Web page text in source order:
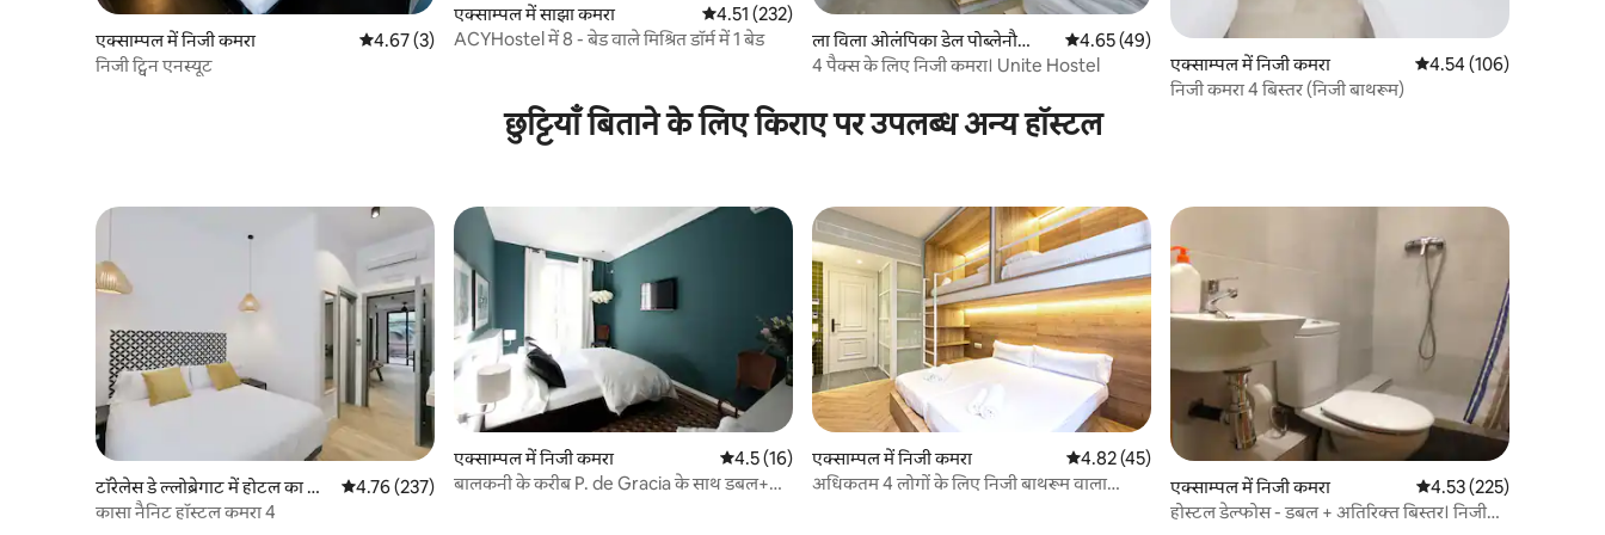
एक्साम्पल में निजी कमरा औसत रेटिंग 5 में से 4.67, 3 समीक्षाएँ
4.67 (3)
निजी ट्विन एनस्यूट
एक्साम्पल में साझा कमरा औसत रेटिंग 5 में से 4.51, 232 समीक्षाएँ
4.51 (232)
ACYHostel में 8 - बेड वाले मिश्रित डॉर्म में 1 बेड
ला विला ओलंपिका डेल पोब्लेनौ
में साझा कमरा
औसत रेटिंग 5 में से 4.65, 49 समीक्षाएँ
4.65 (49)
4 पैक्स के लिए निजी कमरा। Unite Hostel
एक्साम्पल में निजी कमरा औसत रेटिंग 5 में से 4.54,
4.54 (106)
निजी कमरा 4 बिस्तर (निजी बाथरूम)
छुट्टियाँ बिताने के लिए किराए पर उपलब्ध अन्य हॉस्टल
टॉरेलेस डे ल्लोब्रेगाट में होटल का कम
रा
औसत रेटिंग 5 में से 4.76, 237 समीक्षाएँ
4.76 (237)
कासा नैनिट हॉस्टल कमरा 4
एक्साम्पल में निजी कमरा औसत रेटिंग 5 में से 4.5, 16 समीक्षाएँ
4.5 (16)
बालकनी के करीब P. de Gracia के साथ डबल+
एक्साम्पल में निजी कमरा औसत रेटिंग 5 में से 4.82, 45 समीक्षाएँ
4.82 (45)
अधिकतम 4 लोगों के लिए निजी बाथरूम वाला
एक्साम्पल में निजी कमरा औसत रेटिंग 5 में से 4.53,
4.53 (225)
होस्टल डेल्फोस - डबल + अतिरिक्त बिस्तर। निजी